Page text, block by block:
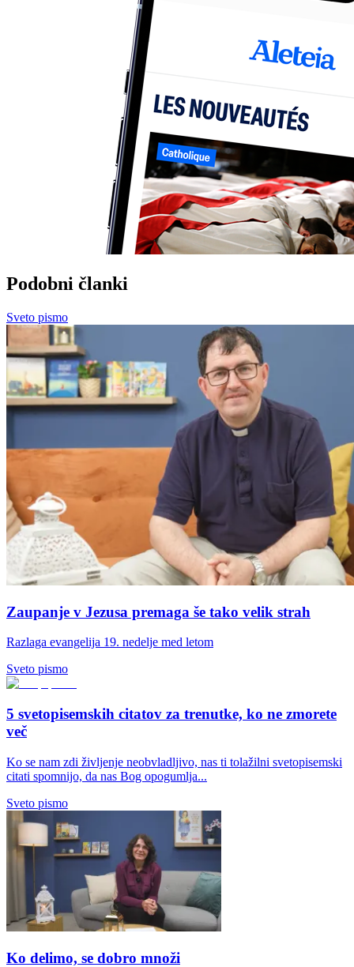
Podobni članki
Sveto pismo
Zaupanje v Jezusa premaga še tako velik strah
Razlaga evangelija 19. nedelje med letom
Sveto pismo
5 svetopisemskih citatov za trenutke, ko ne zmorete
več
Ko se nam zdi življenje neobvladljivo, nas ti tolažilni svetopisemski
citati spomnijo, da nas Bog opogumlja...
Sveto pismo
Ko delimo, se dobro množi